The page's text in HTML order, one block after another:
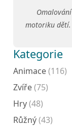
motoriku dětí.
Kategorie
Animace(116)
Zvíře(75)
Hry(48)
Růžný(43)